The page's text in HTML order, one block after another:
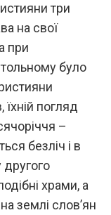
три
на свої
при
було
погляд
–
безліч і в
другого
храми, а
землі слов’ян